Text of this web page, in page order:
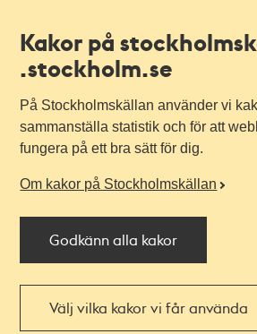
Kakor på
.stockholm.se
På Stockholmskällan använder vi
sammanställa statistik och för att
fungera på ett bra sätt för dig.
Om kakor på Stockholmskällan
Godkänn alla kakor
Välj vilka kakor vi får använda